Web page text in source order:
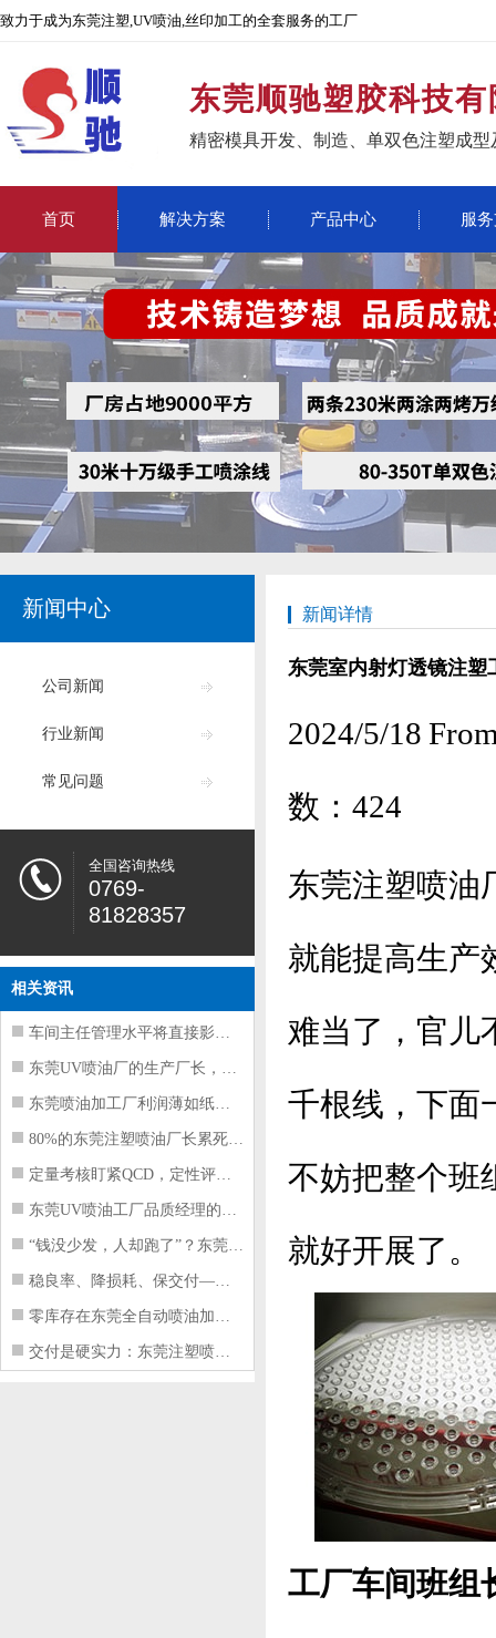
致力于成为东莞注塑,UV喷油,丝印加工的全套服务的工厂
东莞顺驰塑胶科技
精密模具开发、制造、单双色注塑成
首页 解决方案 产品中心 服
新闻中心
公司新闻
行业新闻
常见问题
全国咨询热线
0769-
81828357
相关资讯
车间主任管理水平将直接影响东莞注塑件
东莞UV喷油厂的生产厂长，到底在给工
东莞喷油加工厂利润薄如纸？这四项基本
80%的东莞注塑喷油厂长累死累活，利
定量考核盯紧QCD，定性评价看好配合
东莞UV喷油工厂品质经理的四项核心管
“钱没少发，人却跑了”？东莞注塑喷油
稳良率、降损耗、保交付——东莞这家U
零库存在东莞全自动喷油加工厂不可行的
交付是硬实力：东莞注塑喷油厂如何用齐
新闻详情
东莞室内射灯透镜注塑
2024/5/18
数： 424
东莞注塑喷油
就能提高生产
难当了，官儿
千根线，下面
不妨把整个班
就好开展了。
工厂车间班组